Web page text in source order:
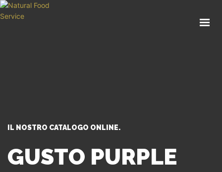
IL NOSTRO CATALOGO ONLINE.
GUSTO PURPLE